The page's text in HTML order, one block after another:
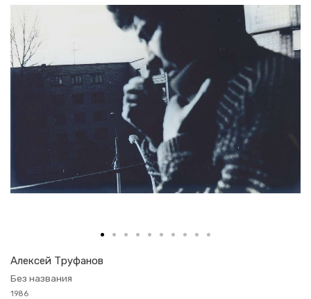
Алек­сей Тру­фа­нов
Без на­зва­ния
1986